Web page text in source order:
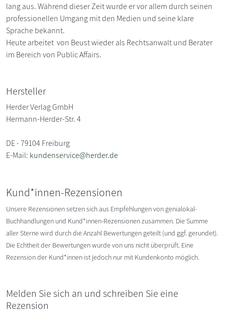
lang aus. Während dieser Zeit wurde er vor allem durch seinen
professionellen Umgang mit den Medien und seine klare
Sprache bekannt.
Heute arbeitet von Beust wieder als Rechtsanwalt und Berater
im Bereich von Public Affairs.
Hersteller
Herder Verlag GmbH
Hermann-Herder-Str. 4
DE - 79104 Freiburg
E-Mail: kundenservice@herder.de
Kund*innen-Rezensionen
Unsere Rezensionen setzen sich aus Empfehlungen von genialokal-
Buchhandlungen und Kund*innen-Rezensionen zusammen. Die Summe
aller Sterne wird durch die Anzahl Bewertungen geteilt (und ggf. gerundet).
Die Echtheit der Bewertungen wurde von uns nicht überprüft. Eine
Rezension der Kund*innen ist jedoch nur mit Kundenkonto möglich.
Melden Sie sich an und schreiben Sie eine
Rezension